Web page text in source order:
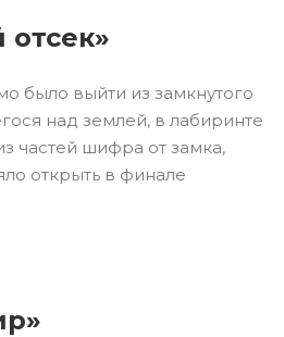
было выйти из замкнутого
над землей, в лабиринте
частей шифра от замка,
открыть в финале